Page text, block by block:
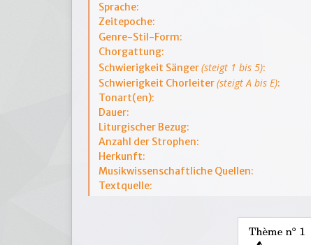
Sprache:
Zeitepoche:
Genre-Stil-Form:
Chorgattung:
Schwierigkeit Sänger(steigt 1 bis 5):
Schwierigkeit Chorleiter(steigt A bis E):
Tonart(en):
Dauer:
Liturgischer Bezug:
Anzahl der Strophen:
Herkunft:
Musikwissenschaftliche Quellen:
Textquelle: